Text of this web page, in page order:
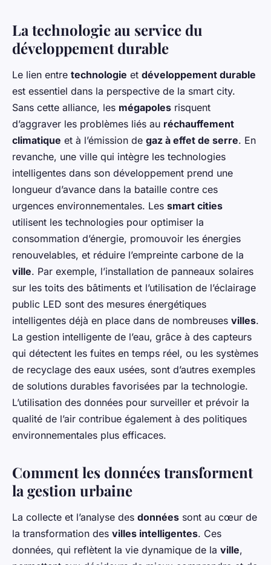
La technologie au service du
développement durable
Le lien entre technologie et développement durable
est essentiel dans la perspective de la smart city.
Sans cette alliance, les mégapoles risquent
d’aggraver les problèmes liés au réchauffement
climatique et à l’émission de gaz à effet de serre. En
revanche, une ville qui intègre les technologies
intelligentes dans son développement prend une
longueur d’avance dans la bataille contre ces
urgences environnementales. Les smart cities
utilisent les technologies pour optimiser la
consommation d’énergie, promouvoir les énergies
renouvelables, et réduire l’empreinte carbone de la
ville. Par exemple, l’installation de panneaux solaires
sur les toits des bâtiments et l’utilisation de l’éclairage
public LED sont des mesures énergétiques
intelligentes déjà en place dans de nombreuses villes.
La gestion intelligente de l’eau, grâce à des capteurs
qui détectent les fuites en temps réel, ou les systèmes
de recyclage des eaux usées, sont d’autres exemples
de solutions durables favorisées par la technologie.
L’utilisation des données pour surveiller et prévoir la
qualité de l’air contribue également à des politiques
environnementales plus efficaces.
Comment les données transforment
la gestion urbaine
La collecte et l’analyse des données sont au cœur de
la transformation des villes intelligentes. Ces
données, qui reflètent la vie dynamique de la ville,